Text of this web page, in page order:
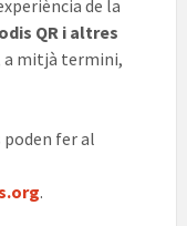
de la
QR i altres
a mitjà termini,
poden fer al
.